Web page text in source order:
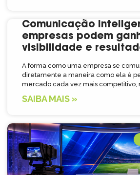
Comunicação
empresas podem
visibilidade e
A forma como uma empresa se
diretamente a maneira como ela é
mercado cada vez mais competitivo,
SAIBA MAIS »